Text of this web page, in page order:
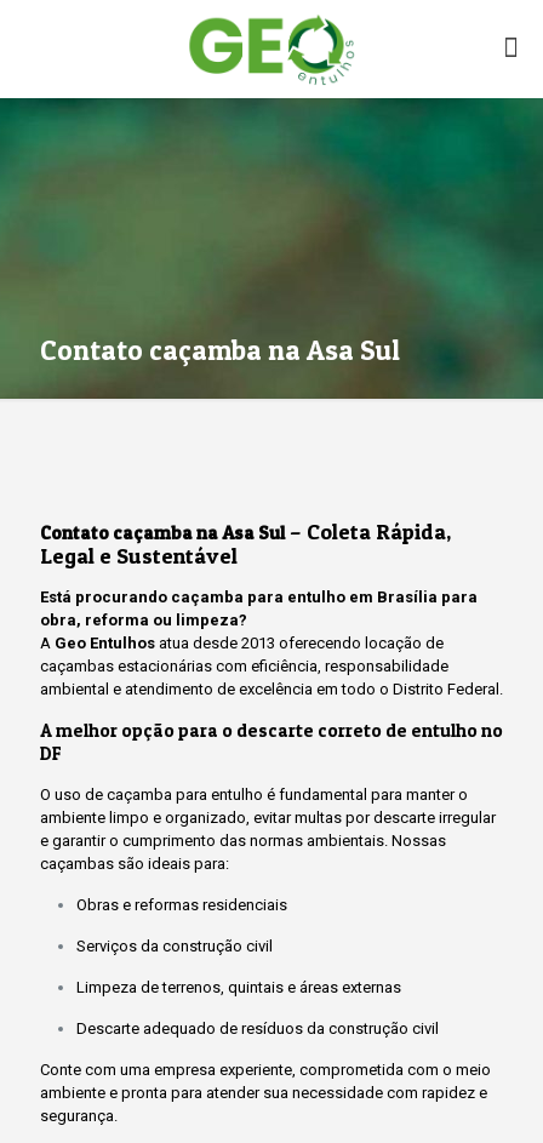
Contato caçamba na Asa Sul
Contato caçamba na Asa Sul– Coleta Rápida,
Legal e Sustentável
Está procurando caçamba para entulho em Brasília para
obra, reforma ou limpeza?
A Geo Entulhos atua desde 2013 oferecendo locação de
caçambas estacionárias com eficiência, responsabilidade
ambiental e atendimento de excelência em todo o Distrito Federal.
A melhor opção para o descarte correto de entulho no
DF
O uso de caçamba para entulho é fundamental para manter o
ambiente limpo e organizado, evitar multas por descarte irregular
e garantir o cumprimento das normas ambientais. Nossas
caçambas são ideais para:
Obras e reformas residenciais
Serviços da construção civil
Limpeza de terrenos, quintais e áreas externas
Descarte adequado de resíduos da construção civil
Conte com uma empresa experiente, comprometida com o meio
ambiente e pronta para atender sua necessidade com rapidez e
segurança.